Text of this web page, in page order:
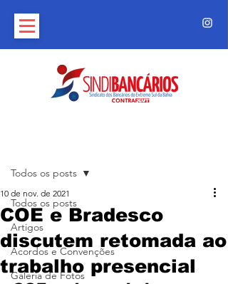
Todos os posts
Artigos
Acordos e Convenções
Galeria de Fotos
Todos os posts
COE e Bradesco
discutem retomada ao
trabalho presencial
10 de nov. de 2021